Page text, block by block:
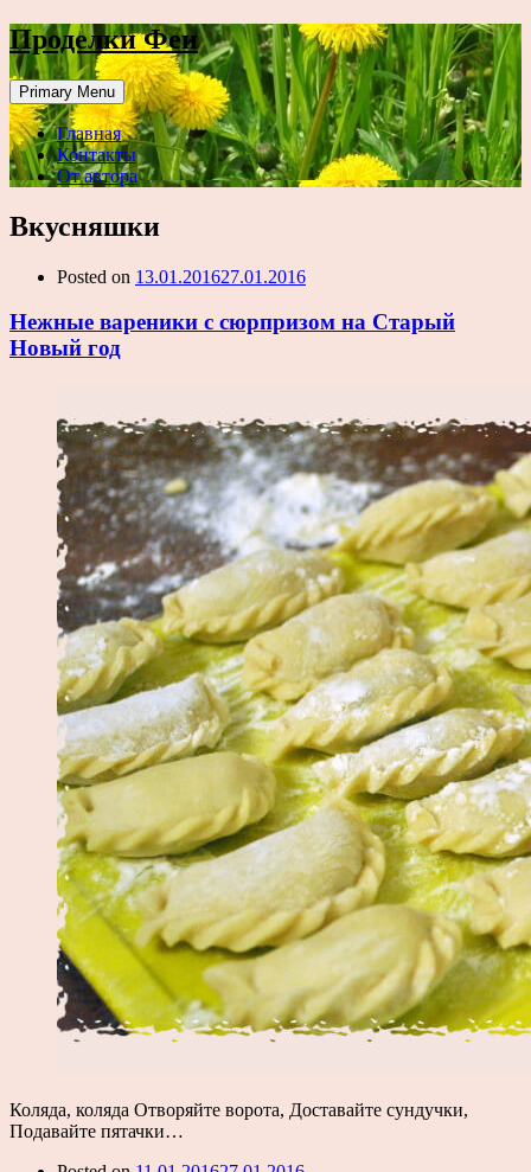
Проделки Феи
Primary Menu
Главная
Контакты
От автора
Вкусняшки
Posted on 13.01.201627.01.2016
Нежные вареники с сюрпризом на Старый
Новый год
Коляда, коляда Отворяйте ворота, Доставайте сундучки,
Подавайте пятачки…